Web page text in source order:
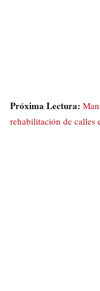
Próxima Lectura:
rehabilitación de calles